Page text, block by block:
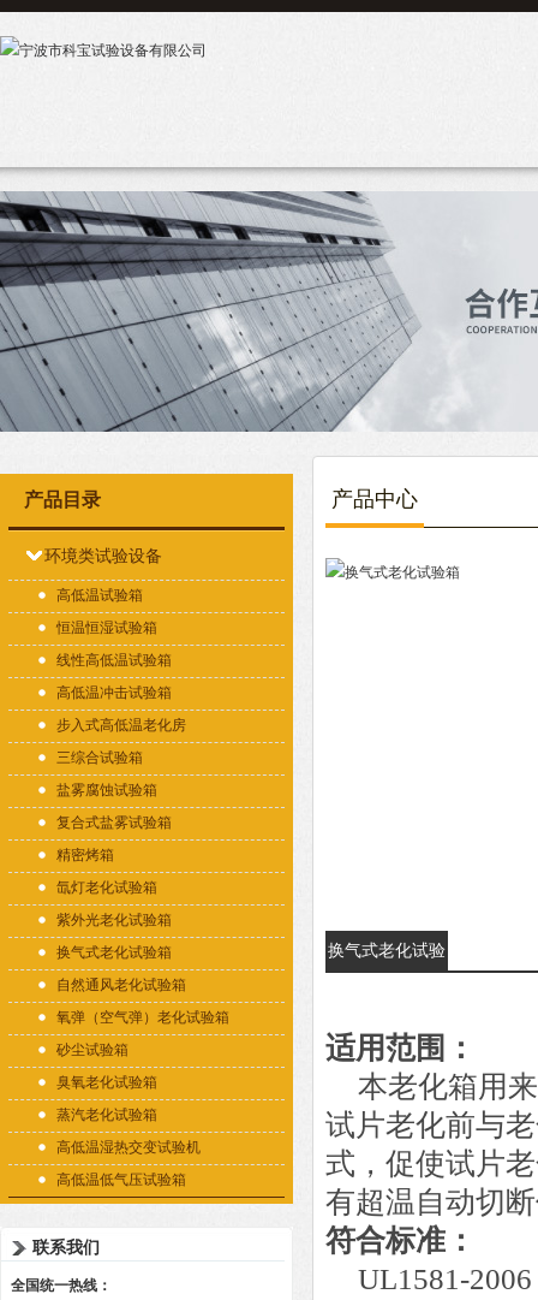
产品目录
环境类试验设备
高低温试验箱
恒温恒湿试验箱
线性高低温试验箱
高低温冲击试验箱
步入式高低温老化房
三综合试验箱
盐雾腐蚀试验箱
复合式盐雾试验箱
精密烤箱
氙灯老化试验箱
紫外光老化试验箱
换气式老化试验箱
自然通风老化试验箱
氧弹（空气弹）老化试验箱
砂尘试验箱
臭氧老化试验箱
蒸汽老化试验箱
高低温湿热交变试验机
高低温低气压试验箱
联系我们
全国统一热线：
产品中心
换气式老化试验
适用范围：
本老化箱用
试片老化前与
式，促使试片
有超温自动切
符合标准：
UL1581-